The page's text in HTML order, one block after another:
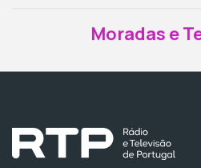
Moradas e